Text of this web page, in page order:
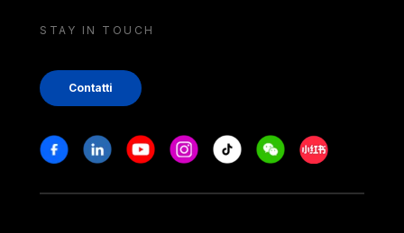
STAY IN TOUCH
Contatti
Stay in touch
FacebookLinkedinYoutubeInstagram
Tiktok WeechatXiaohongshu/